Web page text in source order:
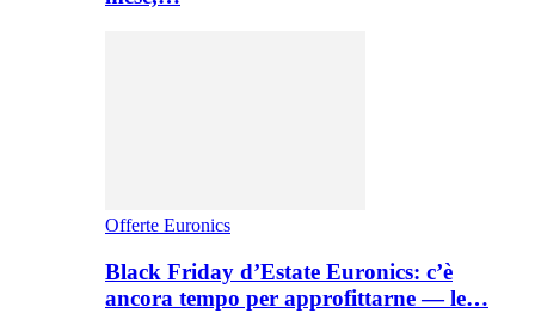
Offerte Euronics
Black Friday d’Estate Euronics: c’è
ancora tempo per approfittarne — le…